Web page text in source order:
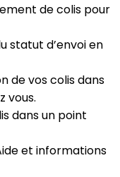
de colis pour
statut d’envoi en
de vos colis dans
vous.
dans un point
et informations